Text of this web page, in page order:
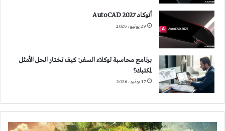
أتوكاد 2027 AutoCAD
29 يونيو، 2026
برنامج محاسبة لوكلاء السفر: كيف تختار الحل الأمثل
لمكتبك؟
17 يونيو، 2026
الاستدامة: